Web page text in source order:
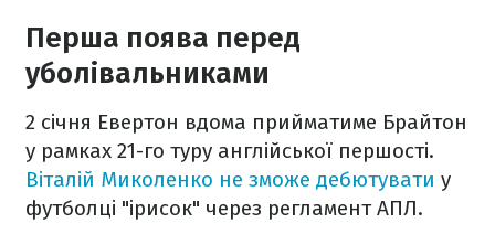
Перша поява перед
уболівальниками
2 січня Евертон вдома прийматиме Брайтон
у рамках 21-го туру англійської першості.
Віталій Миколенко не зможе дебютувати у
футболці "ірисок" через регламент АПЛ.